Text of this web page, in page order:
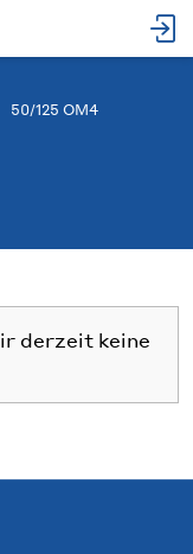
50/125 OM4
derzeit keine